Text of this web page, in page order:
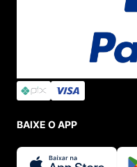
BAIXE O APP